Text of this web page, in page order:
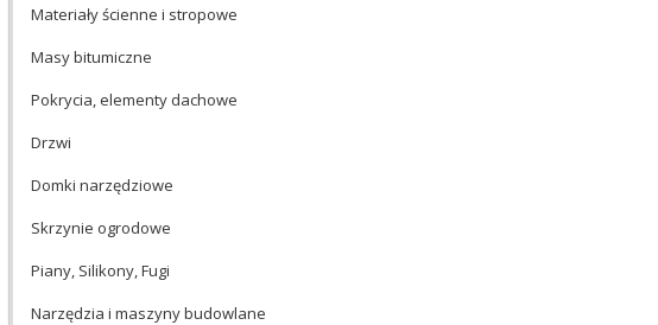
Materiały ścienne i stropowe
Masy bitumiczne
Pokrycia, elementy dachowe
Drzwi
Domki narzędziowe
Skrzynie ogrodowe
Piany, Silikony, Fugi
Narzędzia i maszyny budowlane